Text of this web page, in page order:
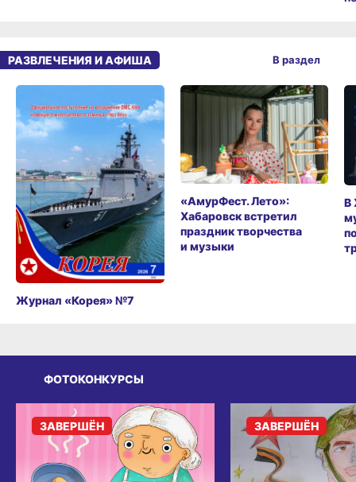
РАЗВЛЕЧЕНИЯ И АФИША
Журнал «Корея» №7
«АмурФест. Лето»:
Хабаровск встретил
праздник творчества
и музыки
В
В раздел
ФОТОКОНКУРСЫ
ЗАВЕРШЁН ЗАВЕРШЁН